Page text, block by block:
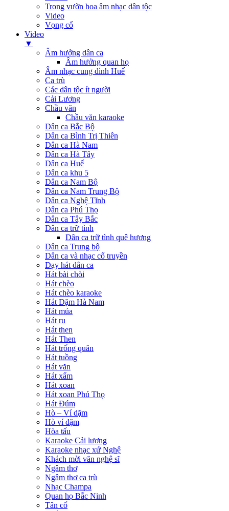
Trong vườn hoa âm nhạc dân tộc
Video
Vọng cổ
Video
▼
Âm hưởng dân ca
Âm hưởng quan họ
Âm nhạc cung đình Huế
Ca trù
Các dân tộc ít người
Cải Lương
Chầu văn
Chầu văn karaoke
Dân ca Bắc Bộ
Dân ca Bình Trị Thiên
Dân ca Hà Nam
Dân ca Hà Tây
Dân ca Huế
Dân ca khu 5
Dân ca Nam Bộ
Dân ca Nam Trung Bộ
Dân ca Nghệ Tĩnh
Dân ca Phú Thọ
Dân ca Tây Bắc
Dân ca trữ tình
Dân ca trữ tình quê hương
Dân ca Trung bộ
Dân ca và nhạc cổ truyền
Dạy hát dân ca
Hát bài chòi
Hát chèo
Hát chèo karaoke
Hát Dặm Hà Nam
Hát múa
Hát ru
Hát then
Hát Then
Hát trống quân
Hát tuồng
Hát văn
Hát xẩm
Hát xoan
Hát xoan Phú Thọ
Hát Đúm
Hò – Ví dặm
Hò ví dặm
Hòa tấu
Karaoke Cải lương
Karaoke nhạc xứ Nghệ
Khách mời văn nghệ sĩ
Ngâm thơ
Ngâm thơ ca trù
Nhạc Champa
Quan họ Bắc Ninh
Tân cổ